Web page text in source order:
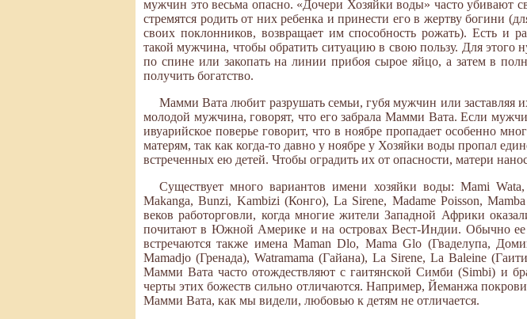
мужчин это весьма опасно. «Дочери Хозяйки воды» часто
стремятся родить от них ребенка и принести его в жертву богини
своих поклонников, возвращает им способность рожать). Есть и
такой мужчина, чтобы обратить ситуацию в свою пользу. Для этого
по спине или закопать на линии прибоя сырое яйцо, а затем в
получить богатство.
Мамми Вата любит разрушать семьи, губя мужчин или заставляя
молодой мужчина, говорят, что его забрала Мамми Вата. Если
ивуарийское поверье говорит, что в ноябре пропадает особенно
матерям, так как когда-то давно у ноябре у Хозяйки воды пропал
встреченных ею детей. Чтобы оградить их от опасности, матери
Существует много вариантов имени хозяйки воды: Mami
Makanga, Bunzi, Kambizi (Конго), La Sirene, Madame Poisson,
веков работорговли, когда многие жители Западной Африки
почитают в Южной Америке и на островах Вест-Индии. Обычно
встречаются также имена Maman Dlo, Mama Glo (Гваделупа,
Mamadjo (Гренада), Watramama (Гайана), La Sirene, La Baleine
Мамми Вата часто отождествляют с гаитянской Симби (Simbi) и
черты этих божеств сильно отличаются. Например, Йеманжа
Мамми Вата, как мы видели, любовью к детям не отличается.